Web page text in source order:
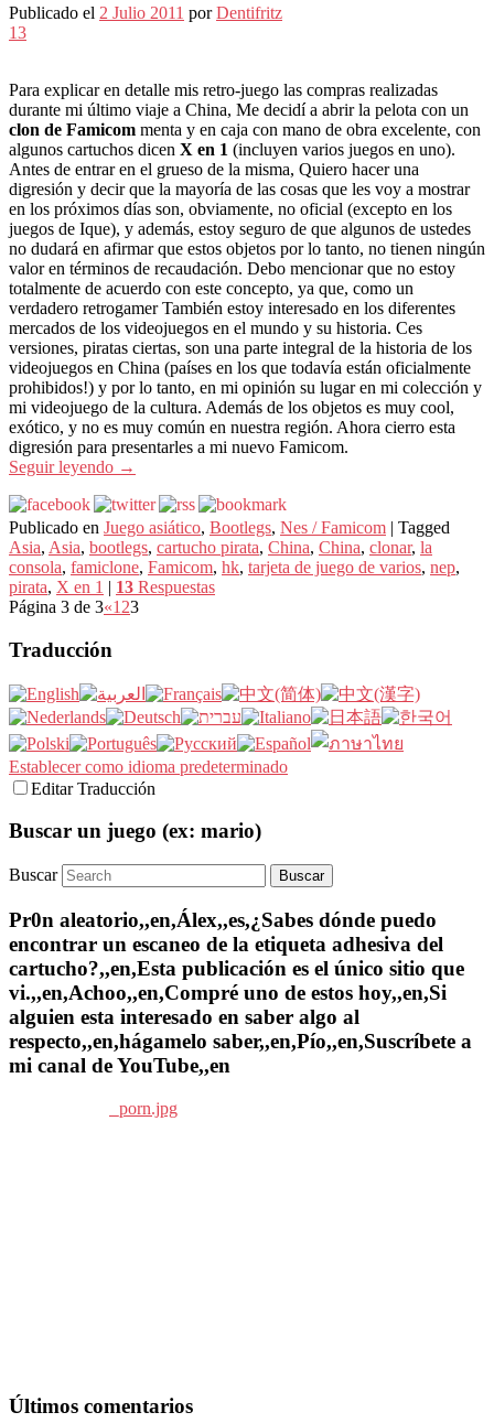
Publicado el 2 Julio 2011 porDentifritz
13
Para explicar en detalle mis retro-juego las compras realizadas
durante mi último viaje a China, Me decidí a abrir la pelota con un
clon de Famicom menta y en caja con mano de obra excelente, con
algunos cartuchos dicen X en 1 (incluyen varios juegos en uno).
Antes de entrar en el grueso de la misma, Quiero hacer una
digresión y decir que la mayoría de las cosas que les voy a mostrar
en los próximos días son, obviamente, no oficial (excepto en los
juegos de Ique), y además, estoy seguro de que algunos de ustedes
no dudará en afirmar que estos objetos por lo tanto, no tienen ningún
valor en términos de recaudación. Debo mencionar que no estoy
totalmente de acuerdo con este concepto, ya que, como un
verdadero retrogamer También estoy interesado en los diferentes
mercados de los videojuegos en el mundo y su historia. Ces
versiones, piratas ciertas, son una parte integral de la historia de los
videojuegos en China (países en los que todavía están oficialmente
prohibidos!) y por lo tanto, en mi opinión su lugar en mi colección y
mi videojuego de la cultura. Además de los objetos es muy cool,
exótico, y no es muy común en nuestra región. Ahora cierro esta
digresión para presentarles a mi nuevo Famicom.
Seguir leyendo →
Publicado en Juego asiático, Bootlegs, Nes / Famicom | Tagged
Asia, Asia, bootlegs, cartucho pirata, China, China, clonar, la
consola, famiclone, Famicom, hk, tarjeta de juego de varios, nep,
pirata, X en 1 | 13 Respuestas
Página 3 de 3«1 23
Traducción
Establecer como idioma predeterminado
Editar Traducción
Buscar un juego (ex: mario)
Buscar
Pr0n aleatorio,,en,Álex,,es,¿Sabes dónde puedo
encontrar un escaneo de la etiqueta adhesiva del
cartucho?,,en,Esta publicación es el único sitio que
vi.,,en,Achoo,,en,Compré uno de estos hoy,,en,Si
alguien esta interesado en saber algo al
respecto,,en,hágamelo saber,,en,Pío,,en,Suscríbete a
mi canal de YouTube,,en
Últimos comentarios